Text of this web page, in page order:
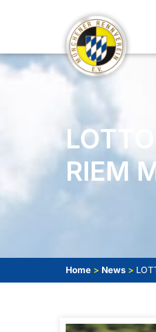
RIEM
Home > News >